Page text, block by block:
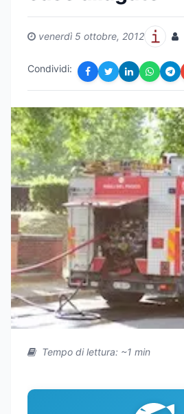
venerdì 5 ottobre, 2012
Condividi:
Tempo di lettura: ~1 min